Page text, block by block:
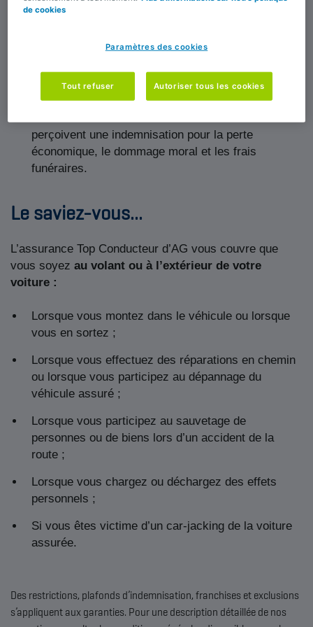
mais aussi moraux
(dommage moral «
invalidité temporaire ou définitive.
tout dommage causé aux ayants droits en cas de
perçoivent une indemnisation pour la perte
économique, le dommage moral et les frais
funéraires.
Le saviez-vous...
L’assurance Top Conducteur d’AG vous couvre que
vous soyez au volant ou à l’extérieur de votre
voiture :
Lorsque vous montez dans le véhicule ou lorsque
vous en sortez ;
Lorsque vous effectuez des réparations en chemin
ou lorsque vous participez au dépannage du
véhicule assuré ;
Lorsque vous participez au sauvetage de
personnes ou de biens lors d’un accident de la
route ;
Lorsque vous chargez ou déchargez des effets
personnels ;
Si vous êtes victime d’un car-jacking de la voiture
assurée.
Des restrictions, plafonds d’indemnisation, franchises et exclusions
s’appliquent aux garanties. Pour une description détaillée de nos
de cookies
Paramètres des cookies
Tout refuser Autoriser tous les cookies